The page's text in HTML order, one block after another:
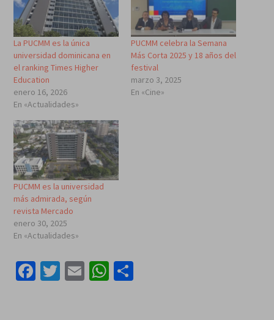
La PUCMM es la única
universidad dominicana en
el ranking Times Higher
Education
enero 16, 2026
En «Actualidades»
PUCMM celebra la Semana
Más Corta 2025 y 18 años del
festival
marzo 3, 2025
En «Cine»
PUCMM es la universidad
más admirada, según
revista Mercado
enero 30, 2025
En «Actualidades»
Facebook
Twitter
EmailWhatsApp
Compartir